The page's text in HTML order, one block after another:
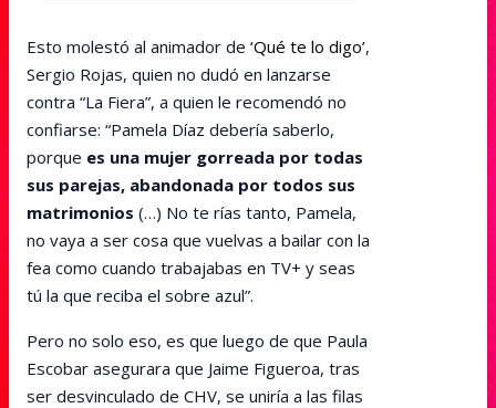
Esto molestó al animador de ‘Qué te lo digo’,
Sergio Rojas, quien no dudó en lanzarse
contra “La Fiera”, a quien le recomendó no
confiarse: “Pamela Díaz debería saberlo,
porque es una mujer gorreada por todas
sus parejas, abandonada por todos sus
matrimonios (…) No te rías tanto, Pamela,
no vaya a ser cosa que vuelvas a bailar con la
fea como cuando trabajabas en TV+ y seas
tú la que reciba el sobre azul”.
Pero no solo eso, es que luego de que Paula
Escobar asegurara que Jaime Figueroa, tras
ser desvinculado de CHV, se uniría a las filas